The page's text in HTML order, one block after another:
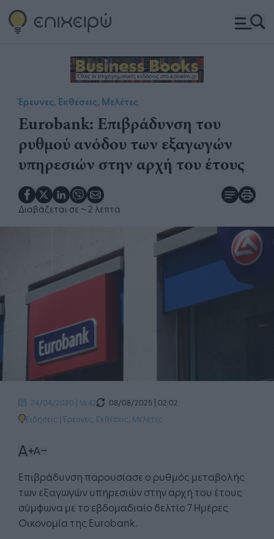
Έρευνες, Εκθέσεις, Μελέτες
Eurobank: Επιβράδυνση του
ρυθμού ανόδου των εξαγωγών
υπηρεσιών στην αρχή του έτους
Διαβάζεται σε ~ 2 λεπτά
24/04/2020 | 16:42
08/08/2025 | 02:02
Ειδήσεις |Έρευνες, Εκθέσεις, Μελέτες
Επιβράδυνση παρουσίασε ο ρυθμός μεταβολής
των εξαγωγών υπηρεσιών στην αρχή του έτους
σύμφωνα με το εβδομαδιαίο δελτίο 7 Ημέρες
Οικονομία της Eurobank.